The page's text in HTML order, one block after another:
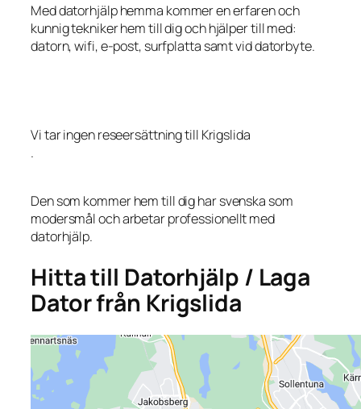
Med datorhjälp hemma kommer en erfaren och
kunnig tekniker hem till dig och hjälper till med:
datorn, wifi, e-post, surfplatta samt vid datorbyte.
Vi tar ingen reseersättning till Krigslida
.
Den som kommer hem till dig har svenska som
modersmål och arbetar professionellt med
datorhjälp.
Hitta till Datorhjälp / Laga
Dator från Krigslida